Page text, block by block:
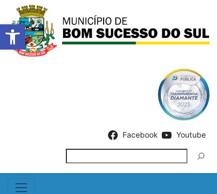
Barra de Ferramentas
Facebook Youtube